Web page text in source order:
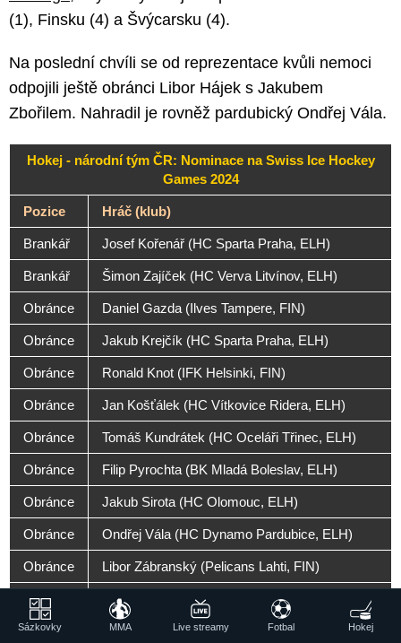
(1), Finsku (4) a Švýcarsku (4).
Na poslední chvíli se od reprezentace kvůli nemoci
odpojili ještě obránci Libor Hájek s Jakubem
Zbořilem. Nahradil je rovněž pardubický Ondřej Vála.
Hokej - národní tým ČR: Nominace na Swiss Ice Hockey
Games 2024
Pozice Hráč (klub)
Brankář Josef Kořenář (HC Sparta Praha, ELH)
Brankář Šimon Zajíček (HC Verva Litvínov, ELH)
Obránce Daniel Gazda (Ilves Tampere, FIN)
Obránce Jakub Krejčík (HC Sparta Praha, ELH)
Obránce Ronald Knot (IFK Helsinki, FIN)
Obránce Jan Košťálek (HC Vítkovice Ridera, ELH)
Obránce Tomáš Kundrátek (HC Oceláři Třinec, ELH)
Obránce Filip Pyrochta (BK Mladá Boleslav, ELH)
Obránce Jakub Sirota (HC Olomouc, ELH)
Obránce Ondřej Vála (HC Dynamo Pardubice, ELH)
Obránce Libor Zábranský (Pelicans Lahti, FIN)
Útočník
Ondřej Beránek (HC Energie Karlovy Vary,
ELH)
Sázkovky MMA Live streamy Fotbal Hokej